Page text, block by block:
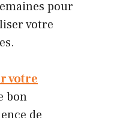
pour
votre
votre
bon